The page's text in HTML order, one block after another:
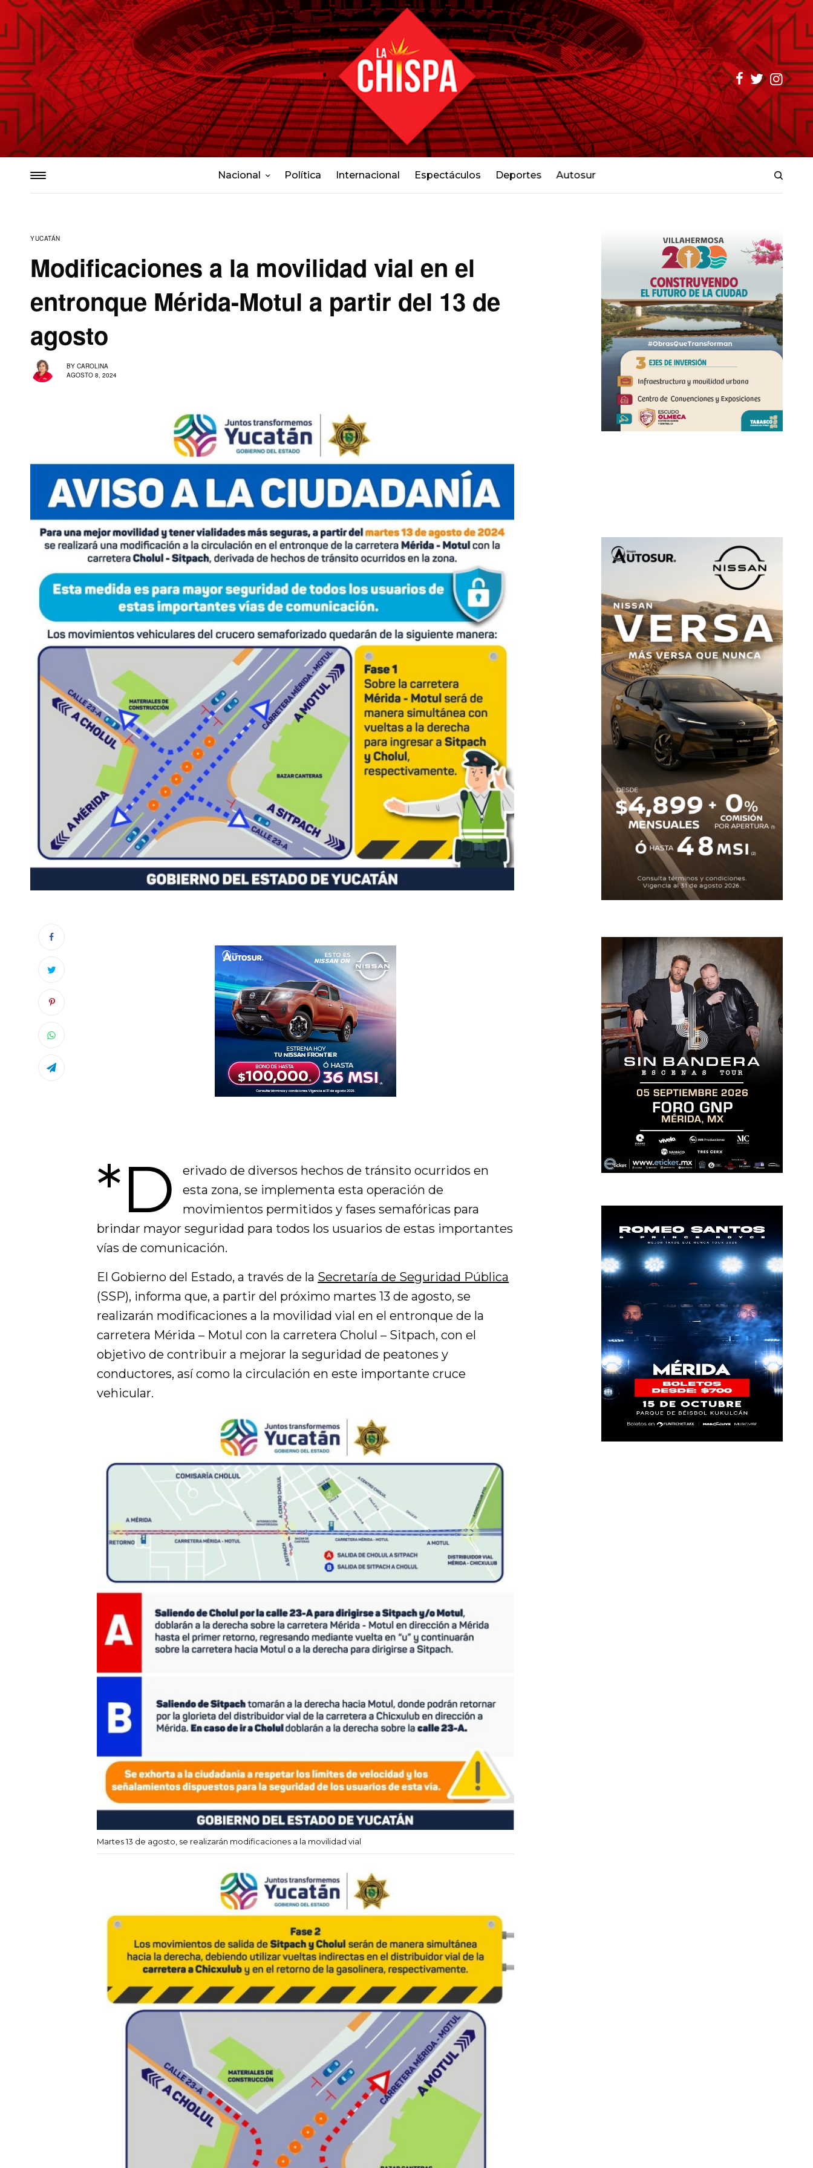
Nacional Política Internacional Espectáculos Deportes Autosur
YUCATÁN
Modificaciones a la movilidad vial en el
entronque Mérida-Motul a partir del 13 de
agosto
BY CAROLINA
AGOSTO 8, 2024
*D
erivado de diversos hechos de tránsito ocurridos en
esta zona, se implementa esta operación de
movimientos permitidos y fases semafóricas para
brindar mayor seguridad para todos los usuarios de estas importantes
vías de comunicación.
El Gobierno del Estado, a través de la Secretaría de Seguridad Pública
(SSP), informa que, a partir del próximo martes 13 de agosto, se
realizarán modificaciones a la movilidad vial en el entronque de la
carretera Mérida – Motul con la carretera Cholul – Sitpach, con el
objetivo de contribuir a mejorar la seguridad de peatones y
conductores, así como la circulación en este importante cruce
vehicular.
Martes 13 de agosto, se realizarán modificaciones a la movilidad vial